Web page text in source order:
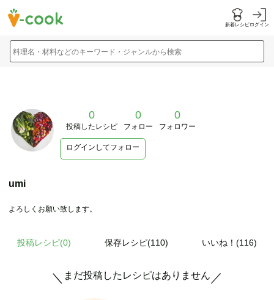
新着レシピログイン
料理名・材料などのキーワード・ジャンルから検索
0
投稿したレシピ
0
フォロー
0
フォロワー
ログインしてフォロー
umi
よろしくお願い致します。
投稿レシピ(0) 保存レシピ(110) いいね！(116)
＼ まだ投稿したレシピはありません ／